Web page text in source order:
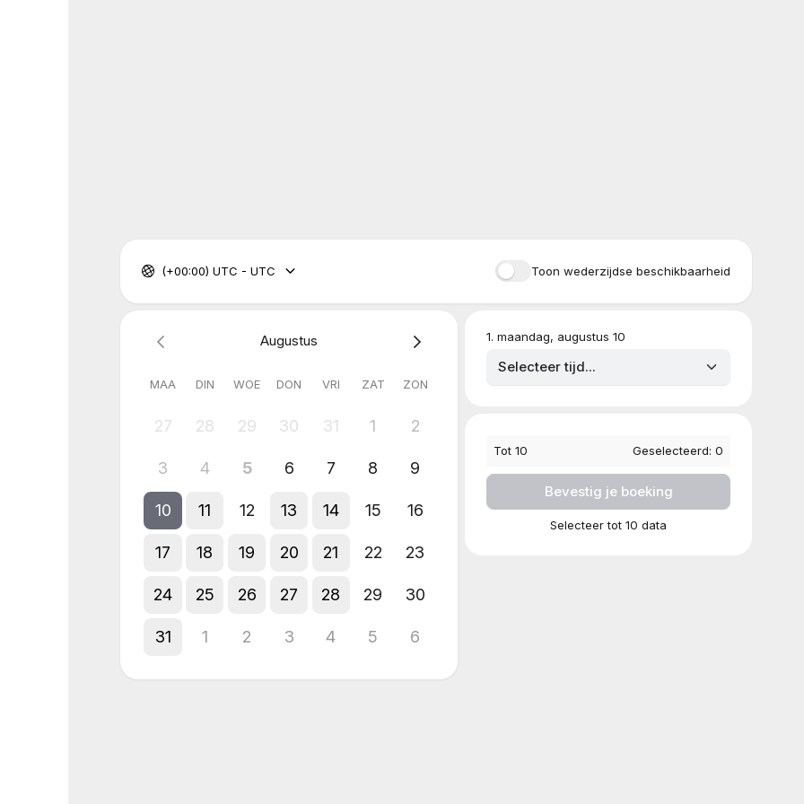
Toon wederzijdse beschikbaarheid
(+00:00) UTC - UTC
Augustus
MAA DIN WOE DON VRI ZAT ZON
27 28 29 30 31 1 2
3 4 5 6 7 8 9
10 11 12 13 14 15 16
17 18 19 20 21 22 23
24 25 26 27 28 29 30
31 1 2 3 4 5 6
1.maandag, augustus 10
Tot 10 Geselecteerd: 0
Bevestig je boeking
Selecteer tot 10 data